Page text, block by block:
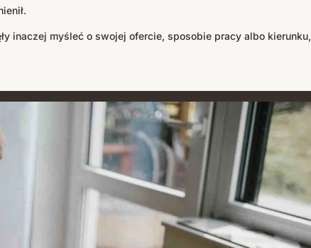
inaczej myśleć o swojej ofercie, sposobie pracy albo kierunku,